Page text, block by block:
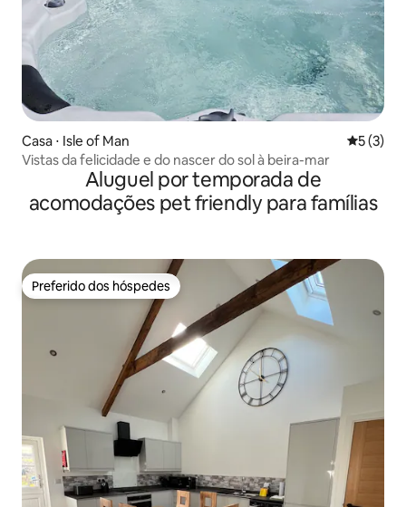
Casa ⋅ Isle of Man 5 de
5 (3)
Vistas da felicidade e do nascer do sol à beira-mar
Aluguel por temporada de
acomodações pet friendly para famílias
Preferido dos hóspedes
Preferido dos hóspedes